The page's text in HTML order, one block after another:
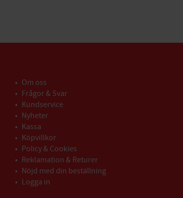
Om oss
Frågor & Svar
Kundservice
Nyheter
Kassa
Köpvillkor
Policy & Cookies
Reklamation & Returer
Nöjd med din beställning
Logga in